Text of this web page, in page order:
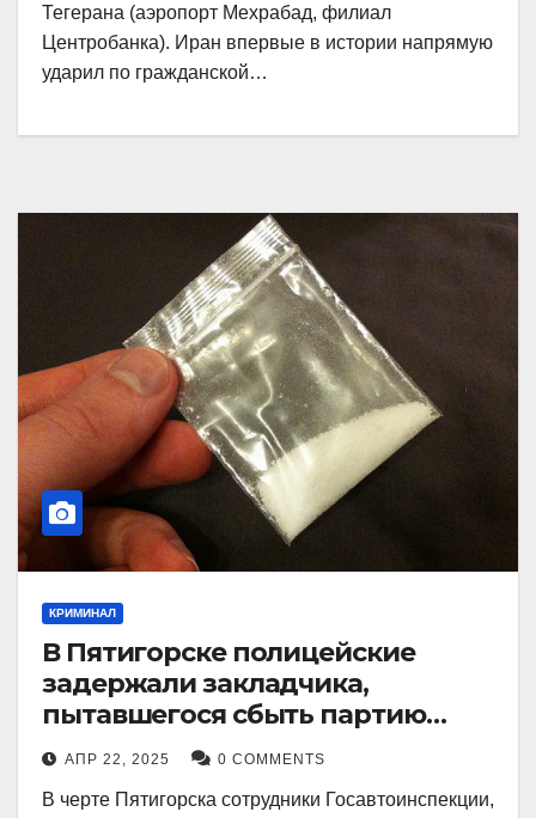
Тегерана (аэропорт Мехрабад, филиал
Центробанка). Иран впервые в истории напрямую
ударил по гражданской…
КРИМИНАЛ
В Пятигорске полицейские
задержали закладчика,
пытавшегося сбыть партию
синтетического наркотика
АПР 22, 2025 0 COMMENTS
В черте Пятигорска сотрудники Госавтоинспекции,